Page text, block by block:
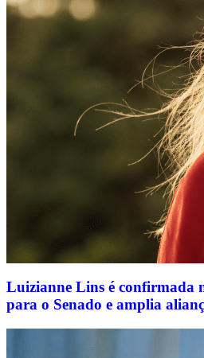
Luizianne Lins é confirmada
para o Senado e amplia